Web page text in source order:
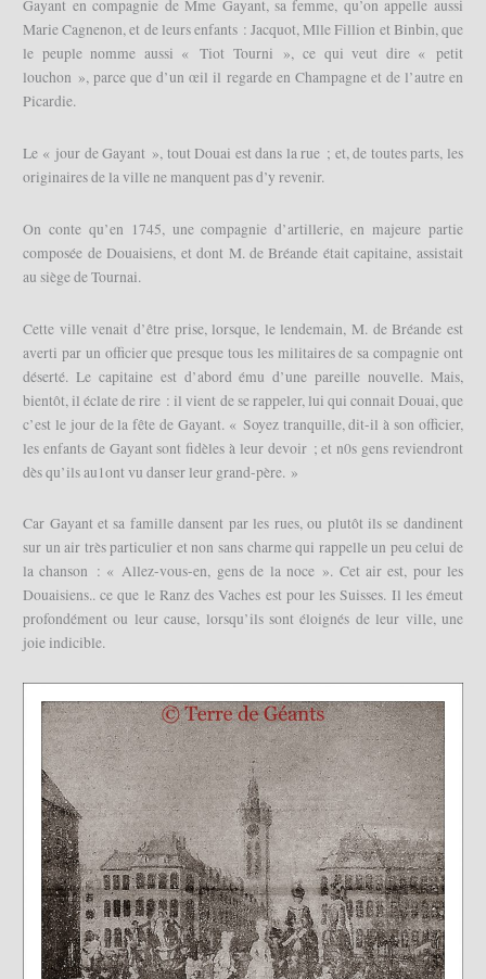
Gayant en compagnie de Mme Gayant, sa femme, qu’on appelle aussi
Marie Cagnenon, et de leurs enfants : Jacquot, Mlle Fillion et Binbin, que
le peuple nomme aussi « Tiot Tourni », ce qui veut dire « petit
louchon », parce que d’un œil il regarde en Champagne et de l’autre en
Picardie.
Le « jour de Gayant », tout Douai est dans la rue ; et, de toutes parts, les
originaires de la ville ne manquent pas d’y revenir.
On conte qu’en 1745, une compagnie d’artillerie, en majeure partie
composée de Douaisiens, et dont M. de Bréande était capitaine, assistait
au siège de Tournai.
Cette ville venait d’être prise, lorsque, le lendemain, M. de Bréande est
averti par un officier que presque tous les militaires de sa compagnie ont
déserté. Le capitaine est d’abord ému d’une pareille nouvelle. Mais,
bientôt, il éclate de rire : il vient de se rappeler, lui qui connait Douai, que
c’est le jour de la fête de Gayant. « Soyez tranquille, dit-il à son officier,
les enfants de Gayant sont fidèles à leur devoir ; et n0s gens reviendront
dès qu’ils au1ont vu danser leur grand-père. »
Car Gayant et sa famille dansent par les rues, ou plutôt ils se dandinent
sur un air très particulier et non sans charme qui rappelle un peu celui de
la chanson : « Allez-vous-en, gens de la noce ». Cet air est, pour les
Douaisiens.. ce que le Ranz des Vaches est pour les Suisses. Il les émeut
profondément ou leur cause, lorsqu’ils sont éloignés de leur ville, une
joie indicible.